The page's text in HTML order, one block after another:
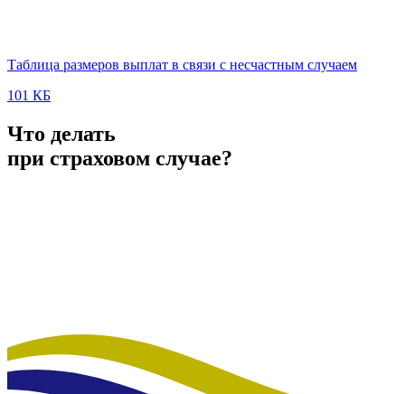
Таблица размеров выплат в связи с несчастным случаем
101 КБ
Что делать
при страховом случае?